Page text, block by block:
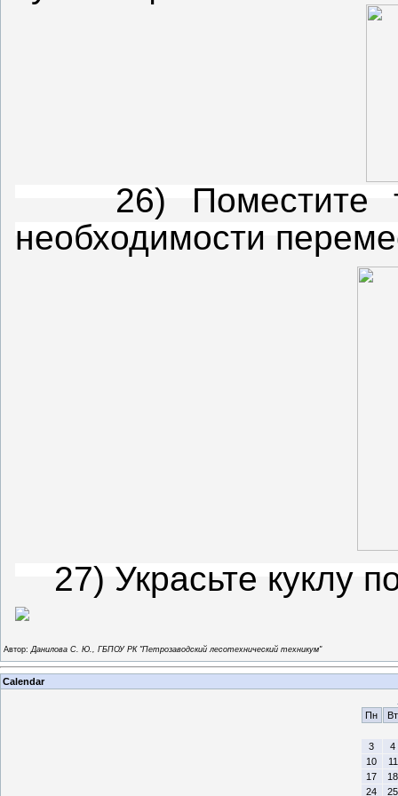
26) Поместите
необходимости
27) Украсьте куклу
Автор: Данилова С. Ю., ГБПОУ РК "Петрозаводский лесотехнический техникум"
Calendar
Пн
Вт
3
4
10
11
17
18
24
25